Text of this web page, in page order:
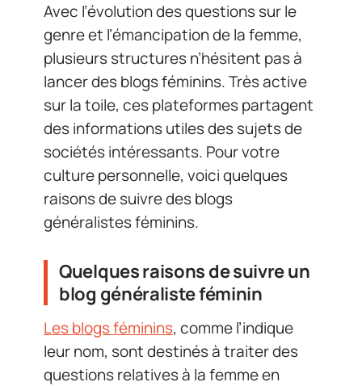
Avec l’évolution des questions sur le
genre et l’émancipation de la femme,
plusieurs structures n’hésitent pas à
lancer des blogs féminins. Très active
sur la toile, ces plateformes partagent
des informations utiles des sujets de
sociétés intéressants. Pour votre
culture personnelle, voici quelques
raisons de suivre des blogs
généralistes féminins.
Quelques raisons de suivre un
blog généraliste féminin
Les blogs féminins, comme l’indique
leur nom, sont destinés à traiter des
questions relatives à la femme en